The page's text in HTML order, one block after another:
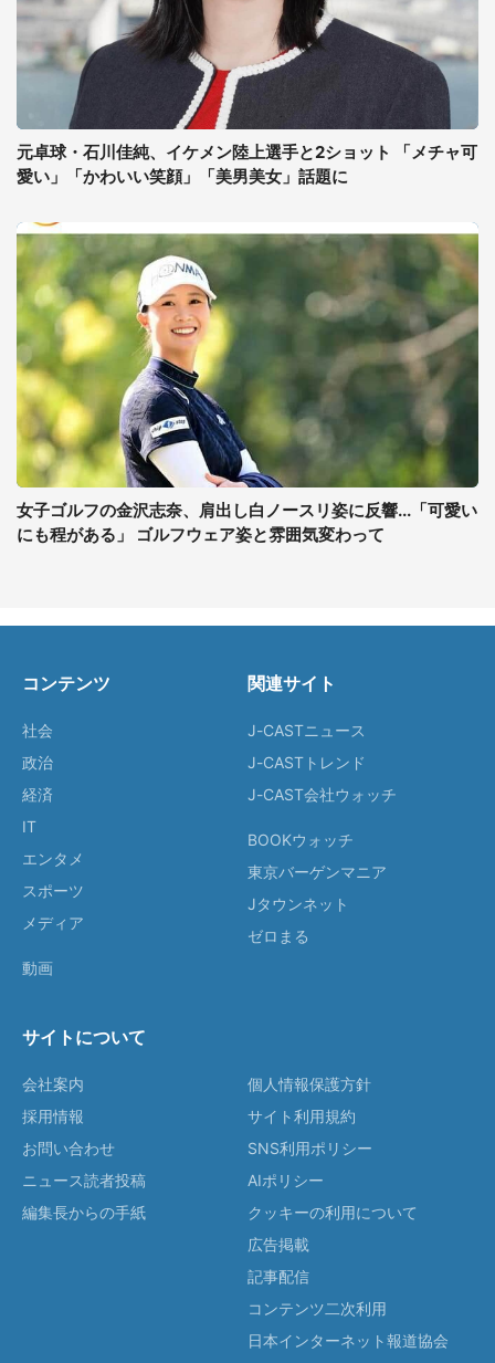
元卓球・石川佳純、イケメン陸上選手と2ショット 「メチャ可
愛い」「かわいい笑顔」「美男美女」話題に
女子ゴルフの金沢志奈、肩出し白ノースリ姿に反響...「可愛い
にも程がある」 ゴルフウェア姿と雰囲気変わって
コンテンツ
社会
政治
経済
IT
エンタメ
スポーツ
メディア
動画
関連サイト
J-CASTニュース
J-CASTトレンド
J-CAST会社ウォッチ
BOOKウォッチ
東京バーゲンマニア
Jタウンネット
ゼロまる
サイトについて
会社案内
採用情報
お問い合わせ
ニュース読者投稿
編集長からの手紙
個人情報保護方針
サイト利用規約
SNS利用ポリシー
AIポリシー
クッキーの利用について
広告掲載
記事配信
コンテンツ二次利用
日本インターネット報道協会